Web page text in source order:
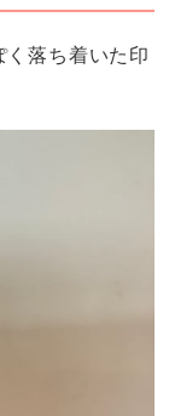
落ち着いた印